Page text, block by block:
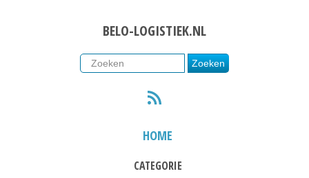
BELO-LOGISTIEK.NL
HOME
CATEGORIE